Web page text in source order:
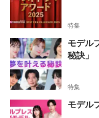
特集
モデル
秘訣」
特集
モデル